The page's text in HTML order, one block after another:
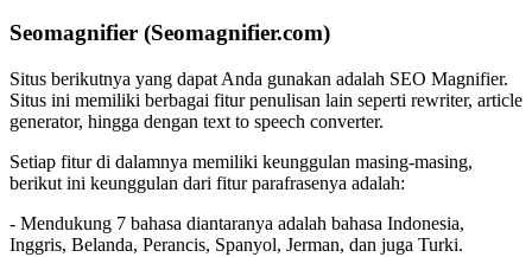
Seomagnifier (Seomagnifier.com)
Situs berikutnya yang dapat Anda gunakan adalah SEO Magnifier.
Situs ini memiliki berbagai fitur penulisan lain seperti rewriter, article
generator, hingga dengan text to speech converter.
Setiap fitur di dalamnya memiliki keunggulan masing-masing,
berikut ini keunggulan dari fitur parafrasenya adalah:
- Mendukung 7 bahasa diantaranya adalah bahasa Indonesia,
Inggris, Belanda, Perancis, Spanyol, Jerman, dan juga Turki.